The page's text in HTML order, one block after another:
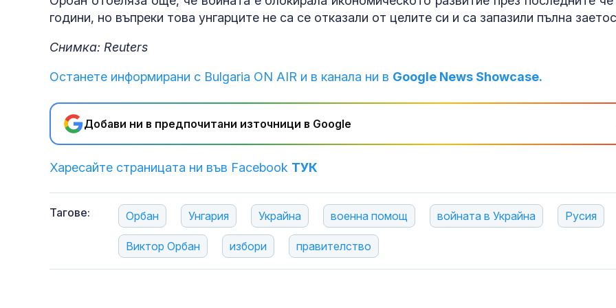
години, но въпреки това унгарците не са се отказали от целите си и са запазили пълна
Снимка: Reuters
Останете информирани с Bulgaria ON AIR и в канала ни в Google News Showcase.
Добави ни в предпочитани източници в Google
Харесайте страницата ни във Facebook ТУК
Тагове: Орбан Унгария Украйна военна помощ войната в Украйна Русия
Виктор Орбан избори правителство